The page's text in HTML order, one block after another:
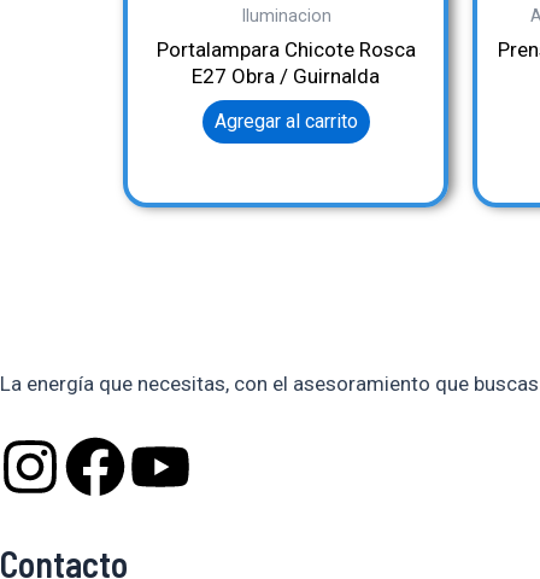
Iluminacion
Portalampara Chicote Rosca
E27 Obra / Guirnalda
Agregar al carrito
La energía que necesitas, con el asesoramiento que buscas
I
F Y
Contacto